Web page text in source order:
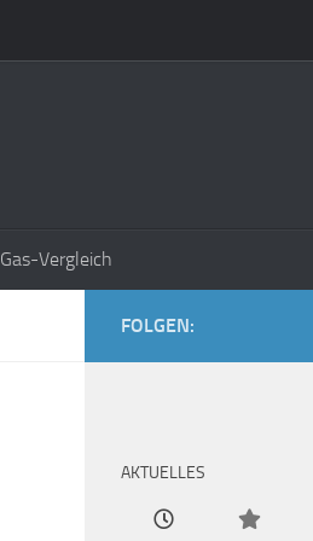
Gas-Vergleich
FOLGEN:
AKTUELLES